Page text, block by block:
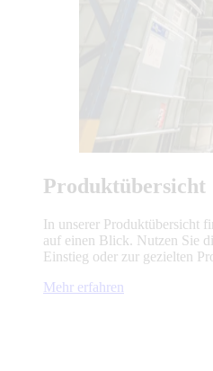
Produktübersicht
In unserer Produktübersicht
auf einen Blick. Nutzen Sie
Einstieg oder zur gezielten
Mehr erfahren